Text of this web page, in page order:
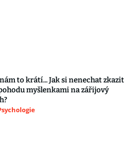
to krátí... Jak si nenechat zkazit
myšlenkami na zářijový